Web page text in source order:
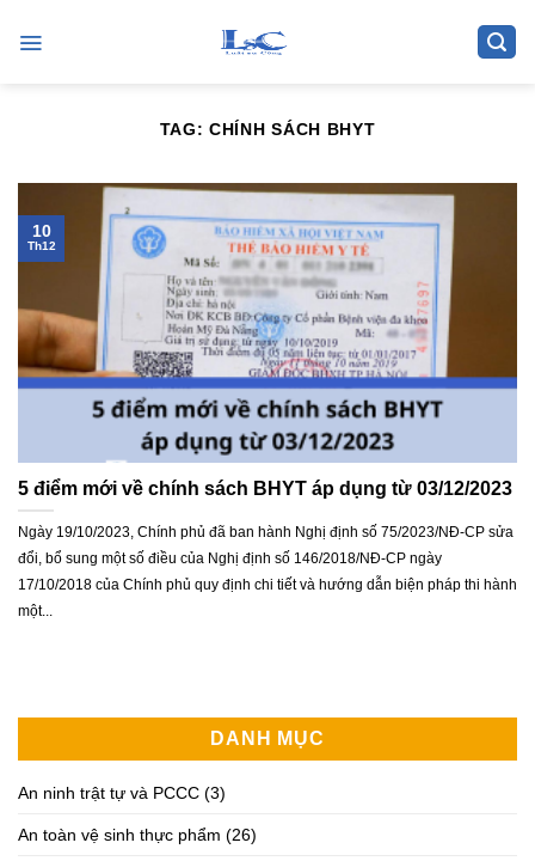
TAG: CHÍNH SÁCH BHYT
5 điểm mới về chính sách BHYT áp dụng từ 03/12/2023
Ngày 19/10/2023, Chính phủ đã ban hành Nghị định số 75/2023/NĐ-CP sửa
đổi, bổ sung một số điều của Nghị định số 146/2018/NĐ-CP ngày
17/10/2018 của Chính phủ quy định chi tiết và hướng dẫn biện pháp thi hành
một...
10
Th12
DANH MỤC
An ninh trật tự và PCCC (3)
An toàn vệ sinh thực phẩm (26)